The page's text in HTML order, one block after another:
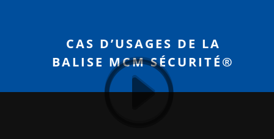
CAS D’USAGES DE LA
BALISE MCM SÉCURITÉ®